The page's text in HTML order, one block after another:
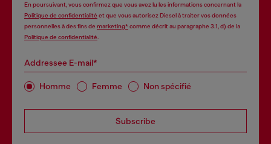
En poursuivant, vous confirmez que vous avez lu les informations concernant la
Politique de confidentialité et que vous autorisez Diesel à traiter vos données
personnelles à des fins de marketing*comme décrit au paragraphe 3.1, d) de la
Politique de confidentialité
Addressee E-mail*
Homme Femme Non spécifié
Subscribe